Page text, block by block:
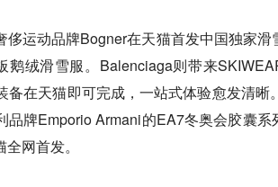
运动品牌Bogner在天猫首发中国独家滑
鹅绒滑雪服。Balenciaga则带来
在天猫即可完成，一站式体验愈发清晰
牌Emporio Armani的EA7冬奥会胶囊系
网首发。